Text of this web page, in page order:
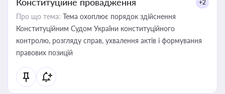
+2
Про що тема: Тема охоплює порядок здійснення
Конституційним Судом України конституційного
контролю, розгляду справ, ухвалення актів і формування
правових позицій